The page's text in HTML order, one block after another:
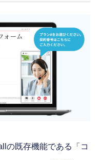
の既存機能である「コ